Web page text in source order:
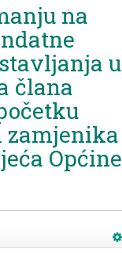
na
u
člana
zamjenika
Općine